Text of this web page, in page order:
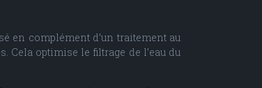
en complément d’un traitement au
Cela optimise le filtrage de l’eau du